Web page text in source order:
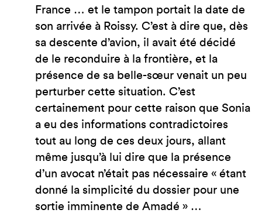
France … et le tampon portait la date de
son arrivée à Roissy. C’est à dire que, dès
sa descente d’avion, il avait été décidé
de le reconduire à la frontière, et la
présence de sa belle-sœur venait un peu
perturber cette situation. C’est
certainement pour cette raison que Sonia
a eu des informations contradictoires
tout au long de ces deux jours, allant
même jusqu’à lui dire que la présence
d’un avocat n’était pas nécessaire « étant
donné la simplicité du dossier pour une
sortie imminente de Amadé » …